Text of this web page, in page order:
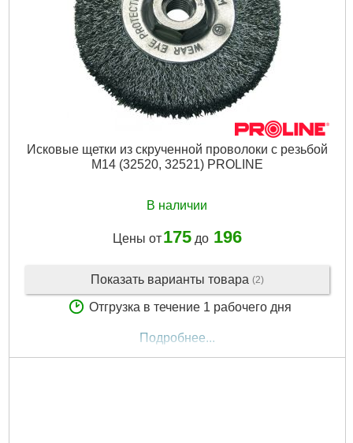
Исковые щетки из скрученной проволоки с резьбой
М14 (32520, 32521) PROLINE
В наличии
Цены от 175до 196
Показать варианты товара (2)
Отгрузка в течение 1 рабочего дня
Подробнее...